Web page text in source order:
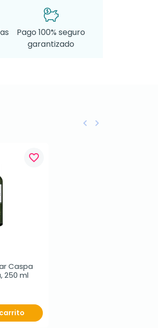
Pago 100% seguro
garantizado
favorite_border
Caspa
250 ml
Anterior
keyboard_arrow_left Siguiente
keyboard_arrow_right